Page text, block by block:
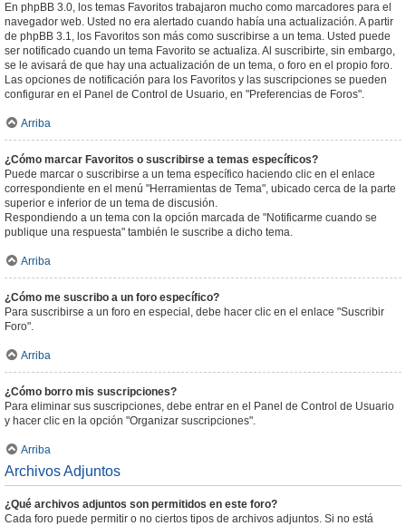
En phpBB 3.0, los temas Favoritos trabajaron mucho como marcadores para el
navegador web. Usted no era alertado cuando había una actualización. A partir
de phpBB 3.1, los Favoritos son más como suscribirse a un tema. Usted puede
ser notificado cuando un tema Favorito se actualiza. Al suscribirte, sin embargo,
se le avisará de que hay una actualización de un tema, o foro en el propio foro.
Las opciones de notificación para los Favoritos y las suscripciones se pueden
configurar en el Panel de Control de Usuario, en "Preferencias de Foros".
Arriba
¿Cómo marcar Favoritos o suscribirse a temas específicos?
Puede marcar o suscribirse a un tema específico haciendo clic en el enlace
correspondiente en el menú "Herramientas de Tema", ubicado cerca de la parte
superior e inferior de un tema de discusión.
Respondiendo a un tema con la opción marcada de "Notificarme cuando se
publique una respuesta" también le suscribe a dicho tema.
Arriba
¿Cómo me suscribo a un foro específico?
Para suscribirse a un foro en especial, debe hacer clic en el enlace "Suscribir
Foro".
Arriba
¿Cómo borro mis suscripciones?
Para eliminar sus suscripciones, debe entrar en el Panel de Control de Usuario
y hacer clic en la opción "Organizar suscripciones".
Arriba
Archivos Adjuntos
¿Qué archivos adjuntos son permitidos en este foro?
Cada foro puede permitir o no ciertos tipos de archivos adjuntos. Si no está